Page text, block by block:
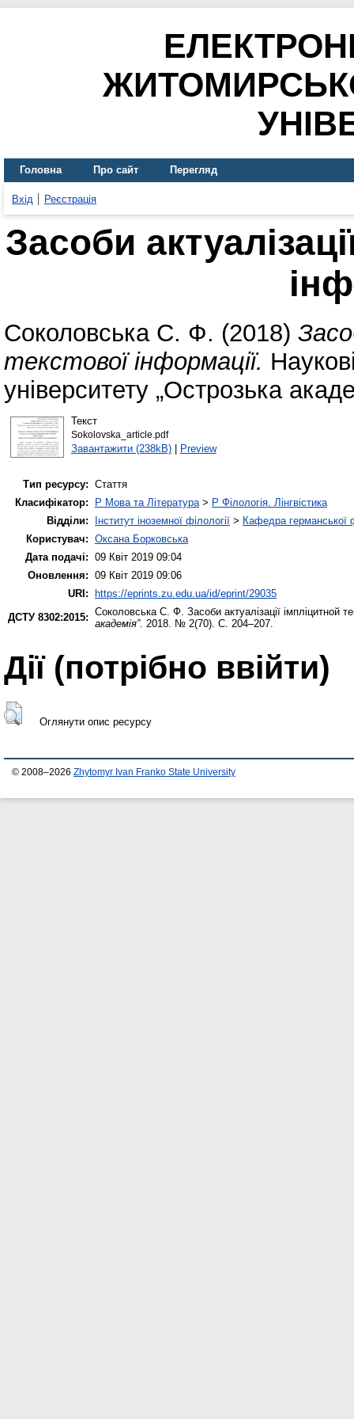
Головна Про сайт Перегляд
Вхід Реєстрація
Засоби
Соколовська С. Ф. (2018)
текстової інформації.
університету „Острозька
Текст
Sokolovska_article.pdf
Завантажити (238kB)| Preview
Тип ресурсу: Стаття
Класифікатор:
P Мова та Література> P Філологія. Лінгвістика
Відділи:
Інститут іноземної філології > Кафедра германської
Користувач: Оксана Борковська
Дата подачі: 09 Квіт 2019 09:04
Оновлення: 09 Квіт 2019 09:06
URI:
https://eprints.zu.edu.ua/id/eprint/29035
ДСТУ 8302:2015: Соколовська С. Ф. Засоби актуалізації імпліцитной
академія”. 2018. № 2(70). С. 204–207.
Дії ​​(потрібно ввійти)
Оглянути опис ресурсу
© 2008–2026 Zhytomyr Ivan Franko State University